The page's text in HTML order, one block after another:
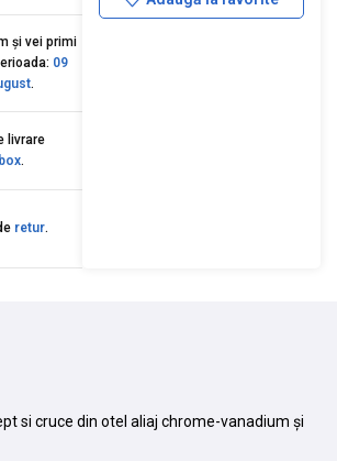
și vei primi
09
.
livrare
.
retur.
si cruce din otel aliaj chrome-vanadium și